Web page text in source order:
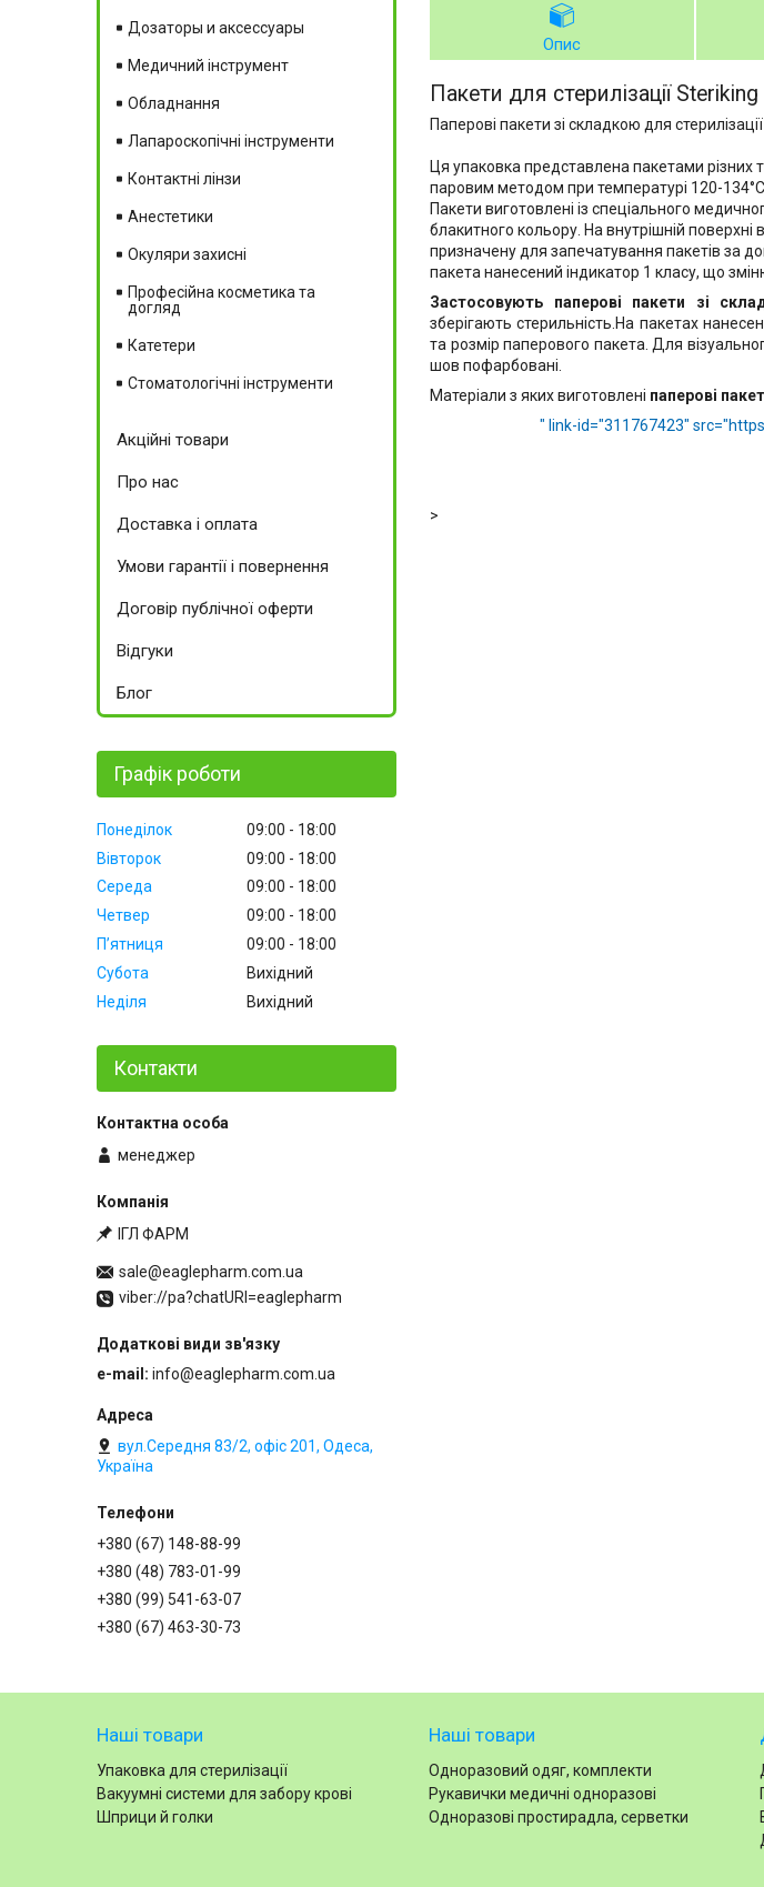
Опис
Пакети для стерилізації
Паперові пакети зі складкою для
Ця упаковка представлена пакетами різних
паровим методом при температурі 120-
Пакети виготовлені із спеціального
блакитного кольору. На внутрішній поверхні
призначену для запечатування пакетів за
пакета нанесений індикатор 1 класу, що
Застосовують паперові пакети зі
зберігають стерильність.На пакетах
та розмір паперового пакета. Для
шов пофарбовані.
Матеріали з яких виготовлені паперові
" link-id="311767423"
>
Дозаторы и аксессуары
Медичний інструмент
Обладнання
Лапароскопічні інструменти
Контактні лінзи
Анестетики
Окуляри захисні
Професійна косметика та
догляд
Катетери
Стоматологічні інструменти
Акційні товари
Про нас
Доставка і оплата
Умови гарантії і повернення
Договір публічної оферти
Відгуки
Блог
Графік роботи
Понеділок 09:00
18:00
Вівторок
09:00
18:00
Середа
09:00
18:00
Четвер
09:00
18:00
Пʼятниця
09:00
18:00
Субота
Вихідний
Неділя
Вихідний
Контакти
менеджер
ІГЛ ФАРМ
sale@eaglepharm.com.ua
viber://pa?chatURI=eaglepharm
e-mail info@eaglepharm.com.ua
вул.Середня 83/2, офіс 201, Одеса,
Україна
+380 (67) 148-88-99
+380 (48) 783-01-99
+380 (99) 541-63-07
+380 (67) 463-30-73
Наші товари
Упаковка для стерилізації
Вакуумні системи для забору крові
Шприци й голки
Наші товари
Одноразовий одяг, комплекти
Рукавички медичні одноразові
Одноразові простирадла, серветки